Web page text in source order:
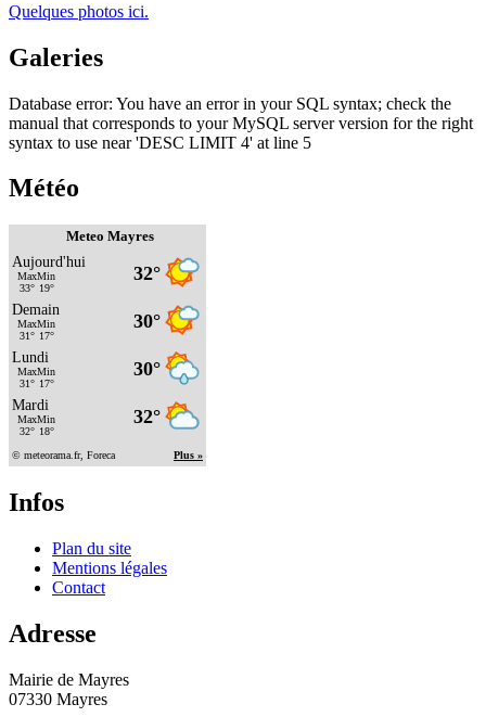
Quelques photos ici.
Galeries
Database error: You have an error in your SQL syntax; check the
manual that corresponds to your MySQL server version for the right
syntax to use near 'DESC LIMIT 4' at line 5
Météo
Meteo Mayres
Infos
Plan du site
Mentions légales
Contact
Adresse
Mairie de Mayres
07330 Mayres